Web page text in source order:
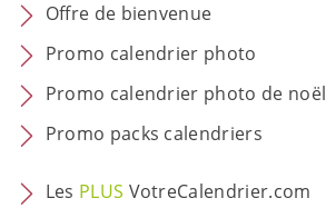
Offre de bienvenue
Promo calendrier photo
Promo calendrier photo de noël
Promo packs calendriers
Les PLUS VotreCalendrier.com